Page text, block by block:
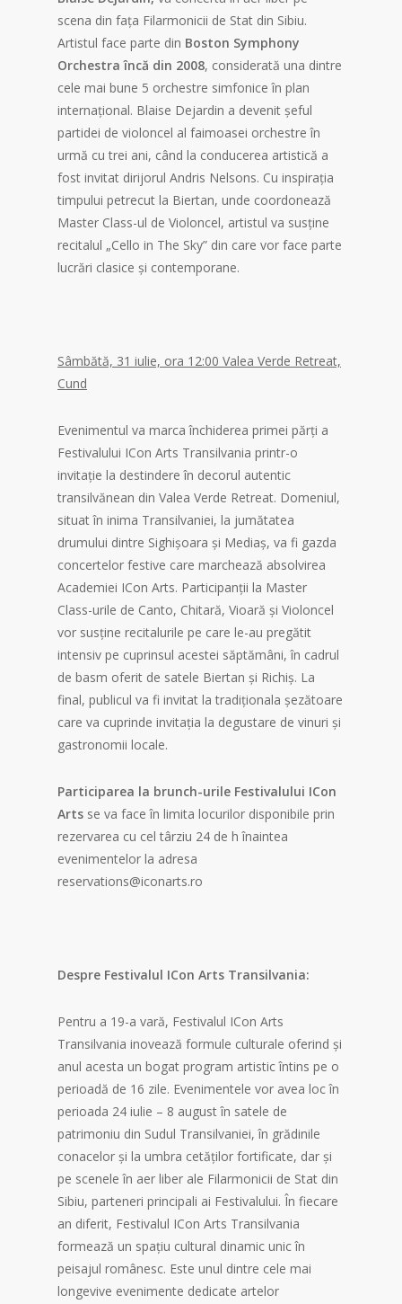
scena din fața Filarmonicii de Stat din Sibiu.
Artistul face parte din Boston Symphony
Orchestra încă din 2008, considerată una dintre
cele mai bune 5 orchestre simfonice în plan
internațional. Blaise Dejardin a devenit șeful
partidei de violoncel al faimoasei orchestre în
urmă cu trei ani, când la conducerea artistică a
fost invitat dirijorul Andris Nelsons. Cu inspirația
timpului petrecut la Biertan, unde coordonează
Master Class-ul de Violoncel, artistul va susține
recitalul „Cello in The Sky” din care vor face parte
lucrări clasice și contemporane.
Sâmbătă, 31 iulie, ora 12:00 Valea Verde Retreat,
Cund
Evenimentul va marca închiderea primei părți a
Festivalului ICon Arts Transilvania printr-o
invitație la destindere în decorul autentic
transilvănean din Valea Verde Retreat. Domeniul,
situat în inima Transilvaniei, la jumătatea
drumului dintre Sighișoara și Mediaș, va fi gazda
concertelor festive care marchează absolvirea
Academiei ICon Arts. Participanții la Master
Class-urile de Canto, Chitară, Vioară și Violoncel
vor susține recitalurile pe care le-au pregătit
intensiv pe cuprinsul acestei săptămâni, în cadrul
de basm oferit de satele Biertan și Richiș. La
final, publicul va fi invitat la tradiționala șezătoare
care va cuprinde invitația la degustare de vinuri și
gastronomii locale.
Participarea la brunch-urile Festivalului ICon
Arts se va face în limita locurilor disponibile prin
rezervarea cu cel târziu 24 de h înaintea
evenimentelor la adresa
reservations@iconarts.ro
Despre Festivalul ICon Arts Transilvania:
Pentru a 19-a vară, Festivalul ICon Arts
Transilvania inovează formule culturale oferind și
anul acesta un bogat program artistic întins pe o
perioadă de 16 zile. Evenimentele vor avea loc în
perioada 24 iulie – 8 august în satele de
patrimoniu din Sudul Transilvaniei, în grădinile
conacelor și la umbra cetăților fortificate, dar și
pe scenele în aer liber ale Filarmonicii de Stat din
Sibiu, parteneri principali ai Festivalului. În fiecare
an diferit, Festivalul ICon Arts Transilvania
formează un spațiu cultural dinamic unic în
peisajul românesc. Este unul dintre cele mai
longevive evenimente dedicate artelor